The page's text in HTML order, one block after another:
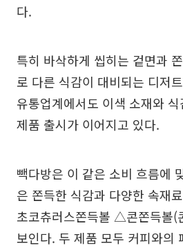
다.
특히 바삭하게 씹히는 겉면과
로 다른 식감이 대비되는 디저
유통업계에서도 이색 소재와
제품 출시가 이어지고 있다.
빽다방은 이 같은 소비 흐름에
은 쫀득한 식감과 다양한 속재
초코츄러스쫀득볼 △콘쫀득볼(
보인다. 두 제품 모두 커피와의